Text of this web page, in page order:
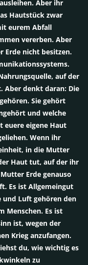
Aber ihr
Hautstück zwar
eurem Abfall
vererben. Aber
Erde nicht besitzen.
auf der
Aber denkt daran: Die
Sie gehört
und welche
euere eigene Haut
Wenn ihr
in die Mutter
Haut tut, auf der ihr
Erde genauso
Es ist Allgemeingut
und Luft gehören den
Menschen. Es ist
ist, wegen der
Krieg anzufangen.
du, wie wichtig es
zu